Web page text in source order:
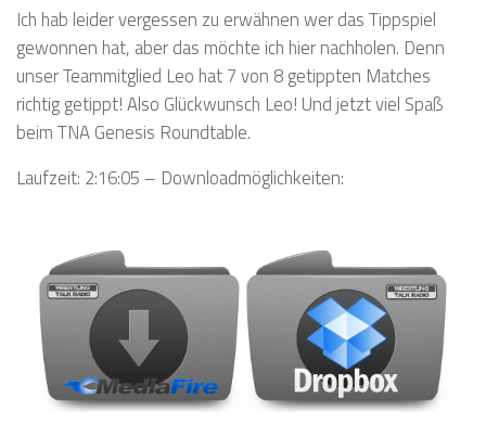
Ich hab leider vergessen zu erwähnen wer das Tippspiel
gewonnen hat, aber das möchte ich hier nachholen. Denn
unser Teammitglied Leo hat 7 von 8 getippten Matches
richtig getippt! Also Glückwunsch Leo! Und jetzt viel Spaß
beim TNA Genesis Roundtable.
Laufzeit: 2:16:05 – Downloadmöglichkeiten: